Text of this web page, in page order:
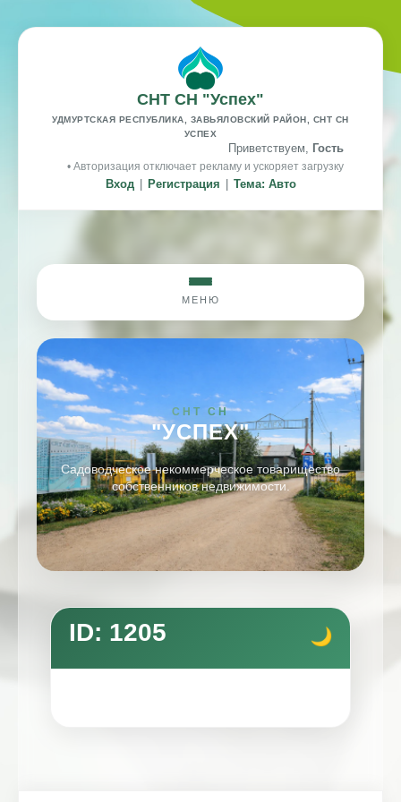
СНТ СН "Успех"
УДМУРТСКАЯ РЕСПУБЛИКА, ЗАВЬЯЛОВСКИЙ РАЙОН, СНТ СН
УСПЕХ
Приветствуем, Гость
• Авторизация отключает рекламу и ускоряет загрузку
Вход Регистрация Тема: Авто
МЕНЮ
СНТ СН
"УСПЕХ"
Садоводческое некоммерческое товарищество
собственников недвижимости.
ID: 1205